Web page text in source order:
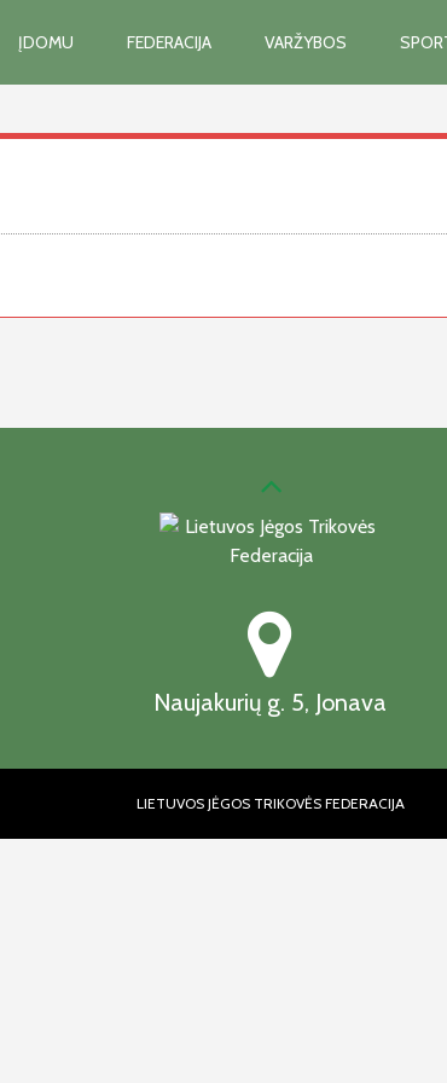
ĮDOMU FEDERACIJA VARŽYBOS
Naujakurių g. 5, Jonava
LIETUVOS JĖGOS TRIKOVĖS FEDERACIJA